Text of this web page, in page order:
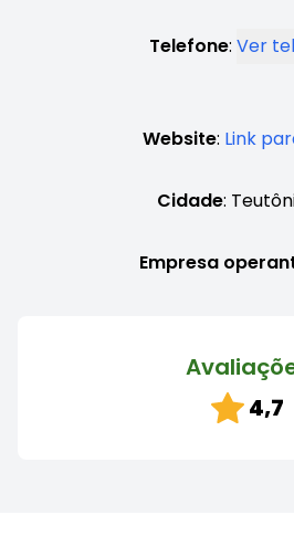
Telefone: Ver
Website: Link
Cidade:
Empresa
4,7